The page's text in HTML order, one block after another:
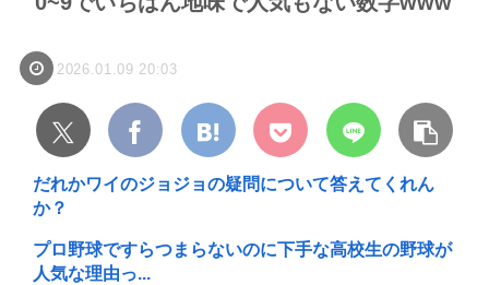
2026.01.09 20:03
だれかワイのジョジョの疑問について答えてくれん
か？
プロ野球ですらつまらないのに下手な高校生の野球が
人気な理由っ...